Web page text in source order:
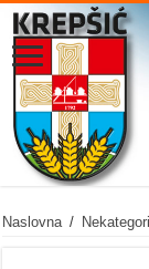
Naslovna /